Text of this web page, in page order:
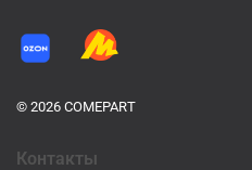
© 2026 COMEPART
Контакты